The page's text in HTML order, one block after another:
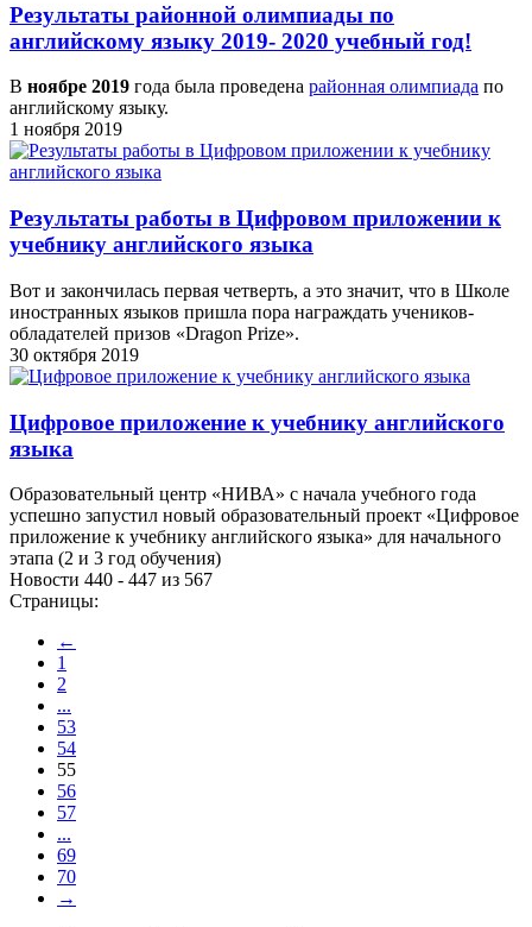
Результаты районной олимпиады по
английскому языку 2019- 2020 учебный год!
В ноябре 2019 года была проведена районная олимпиада по
английскому языку.
1 ноября 2019
Результаты работы в Цифровом приложении к
учебнику английского языка
Вот и закончилась первая четверть, а это значит, что в Школе
иностранных языков пришла пора награждать учеников-
обладателей призов «Dragon Prize».
30 октября 2019
Цифровое приложение к учебнику английского
языка
Образовательный центр «НИВА» с начала учебного года
успешно запустил новый образовательный проект «Цифровое
приложение к учебнику английского языка» для начального
этапа (2 и 3 год обучения)
Новости 440 - 447 из 567
Страницы:
←
1
2
...
53
54
55
56
57
...
69
70
→